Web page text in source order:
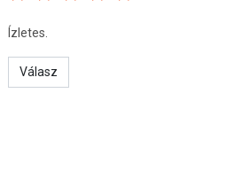
mag! 1 tojás = 1 evőkanál őrölt chia mag + 3
és ha bekocsonyásodott, már használhatod
Ízletes.
Válasz